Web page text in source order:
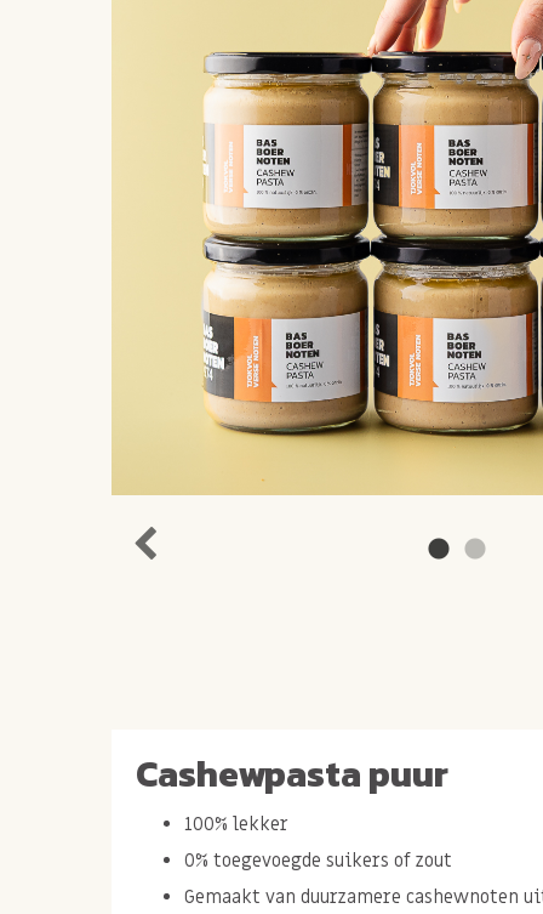
Cashewpasta puur
100% lekker
0% toegevoegde suikers of zout
Gemaakt van duurzamere cashewnoten